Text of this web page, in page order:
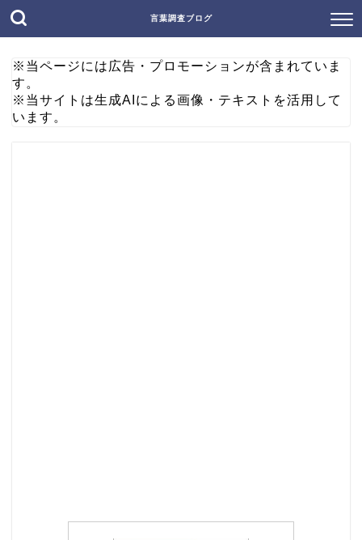
言葉調査ブログ
※当ページには広告・プロモーションが含まれていま
す。
※当サイトは生成AIによる画像・テキストを活用して
います。